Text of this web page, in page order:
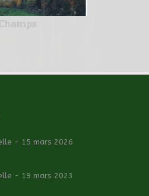
- 15 mars 2026
- 19 mars 2023